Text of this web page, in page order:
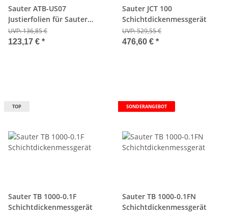
Sauter ATB-US07
Justierfolien für Sauter
Schichtdickenmessgeräte
UVP:136,85 €
123,17 € *
Sauter JCT 100
Schichtdickenmessgerät
UVP:529,55 €
476,60 € *
TOP
Sauter TB 1000-0.1F
Schichtdickenmessgerät
SONDERANGEBOT
Sauter TB 1000-0.1FN
Schichtdickenmessgerät